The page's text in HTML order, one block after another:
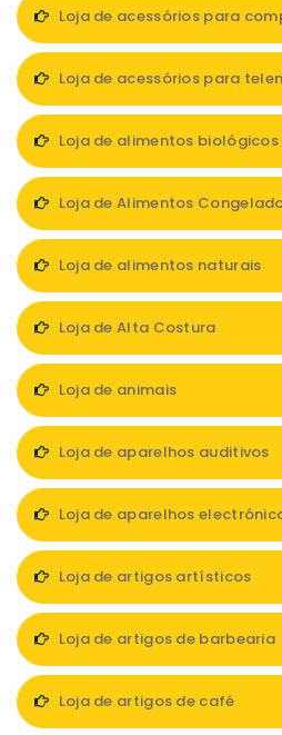
Loja de acessórios para
Loja de acessórios para
Loja de alimentos biológicos
Loja de Alimentos
Loja de alimentos naturais
Loja de Alta Costura
Loja de animais
Loja de aparelhos auditivos
Loja de aparelhos
Loja de artigos artísticos
Loja de artigos de barbearia
Loja de artigos de café